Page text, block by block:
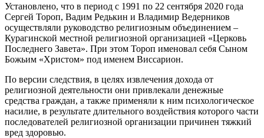
Установлено, что в период с 1991 по 22 сентября 2020 года
Сергей Тороп, Вадим Редькин и Владимир Ведерников
осуществляли руководство религиозным объединением –
Курагинской местной религиозной организацией «Церковь
Последнего Завета». При этом Тороп именовал себя Сыном
Божьим «Христом» под именем Виссарион.
По версии следствия, в целях извлечения дохода от
религиозной деятельности они привлекали денежные
средства граждан, а также применяли к ним психологическое
насилие, в результате длительного воздействия которого части
последователей религиозной организации причинен тяжкий
вред здоровью.